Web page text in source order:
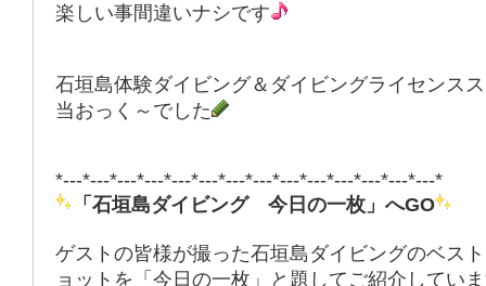
楽しい事間違いナシです
石垣島体験ダイビング＆ダイビングライセンス
当おっく～でした
*---*---*---*---*---*---*---*---*---*---*---*---*---*---*
「石垣島ダイビング 今日の一枚」へGO
ゲストの皆様が撮った石垣島ダイビングのベス
ョットを「今日の一枚」と題してご紹介してい